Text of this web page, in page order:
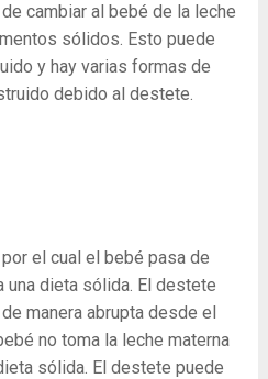
cambiar al bebé de la leche
sólidos. Esto puede
y hay varias formas de
debido al destete.
el cual el bebé pasa de
una dieta sólida. El destete
manera abrupta desde el
no toma la leche materna
sólida. El destete puede